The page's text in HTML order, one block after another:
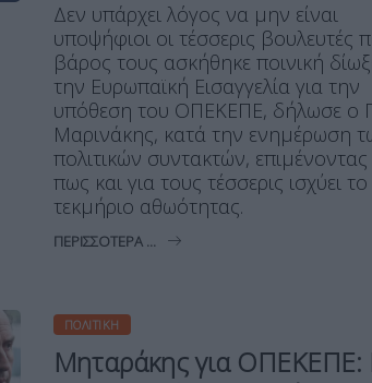
Δεν υπάρχει λόγος να μην είναι
υποψήφιοι οι τέσσερις βουλευτές
βάρος τους ασκήθηκε ποινική
την Ευρωπαϊκή Εισαγγελία για την
υπόθεση του ΟΠΕΚΕΠΕ, δήλωσε ο
Μαρινάκης, κατά την ενημέρωση
πολιτικών συντακτών, επιμένοντας
πως και για τους τέσσερις ισχύει το
τεκμήριο αθωότητας.
ΠΕΡΙΣΣΌΤΕΡΑ ...
ΠΟΛΙΤΙΚΉ
Μηταράκης για ΟΠΕΚΕΠΕ: